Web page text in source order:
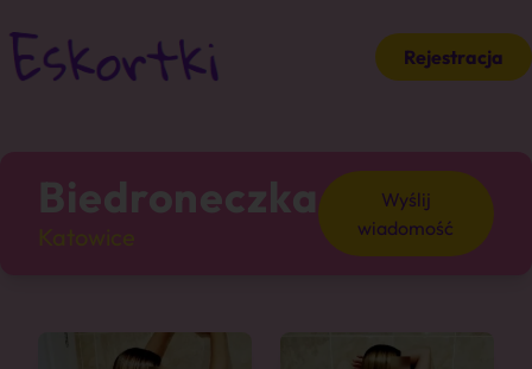
Rejestracja
Biedroneczka
Wyślij
wiadomość